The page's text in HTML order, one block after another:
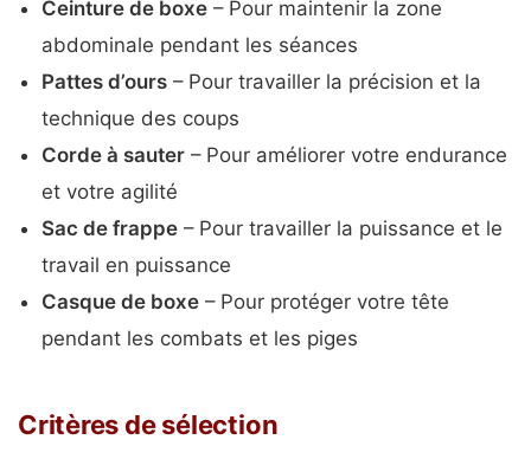
Ceinture de boxe – Pour maintenir la zone
abdominale pendant les séances
Pattes d’ours – Pour travailler la précision et la
technique des coups
Corde à sauter – Pour améliorer votre endurance
et votre agilité
Sac de frappe – Pour travailler la puissance et le
travail en puissance
Casque de boxe – Pour protéger votre tête
pendant les combats et les piges
Critères de sélection